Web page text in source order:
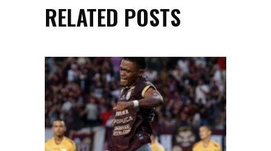
RELATED POSTS